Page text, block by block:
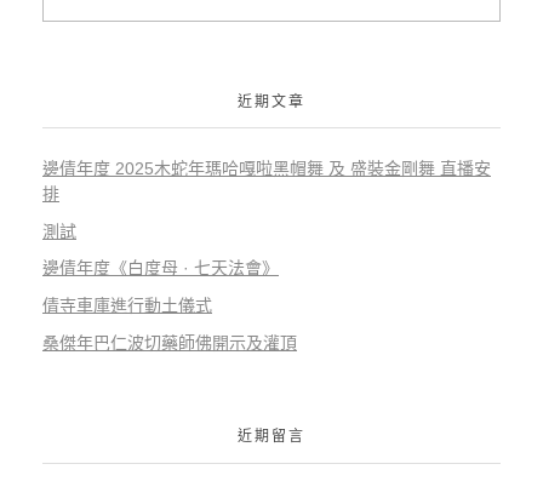
近期文章
邊倩年度 2025木蛇年瑪哈嘎啦黑帽舞 及 盛裝金剛舞 直播安
排
測試
邊倩年度《白度母 · 七天法會》
倩寺車庫進行動土儀式
桑傑年巴仁波切藥師佛開示及灌頂
近期留言